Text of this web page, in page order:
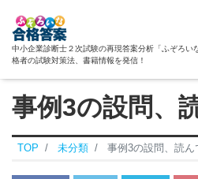
中小企業診断士２次試験の再現答案分析「ふぞろい
格者の試験対策法、書籍情報を発信！
事例3の設問、
TOP 未分類 事例3の設問、読ん